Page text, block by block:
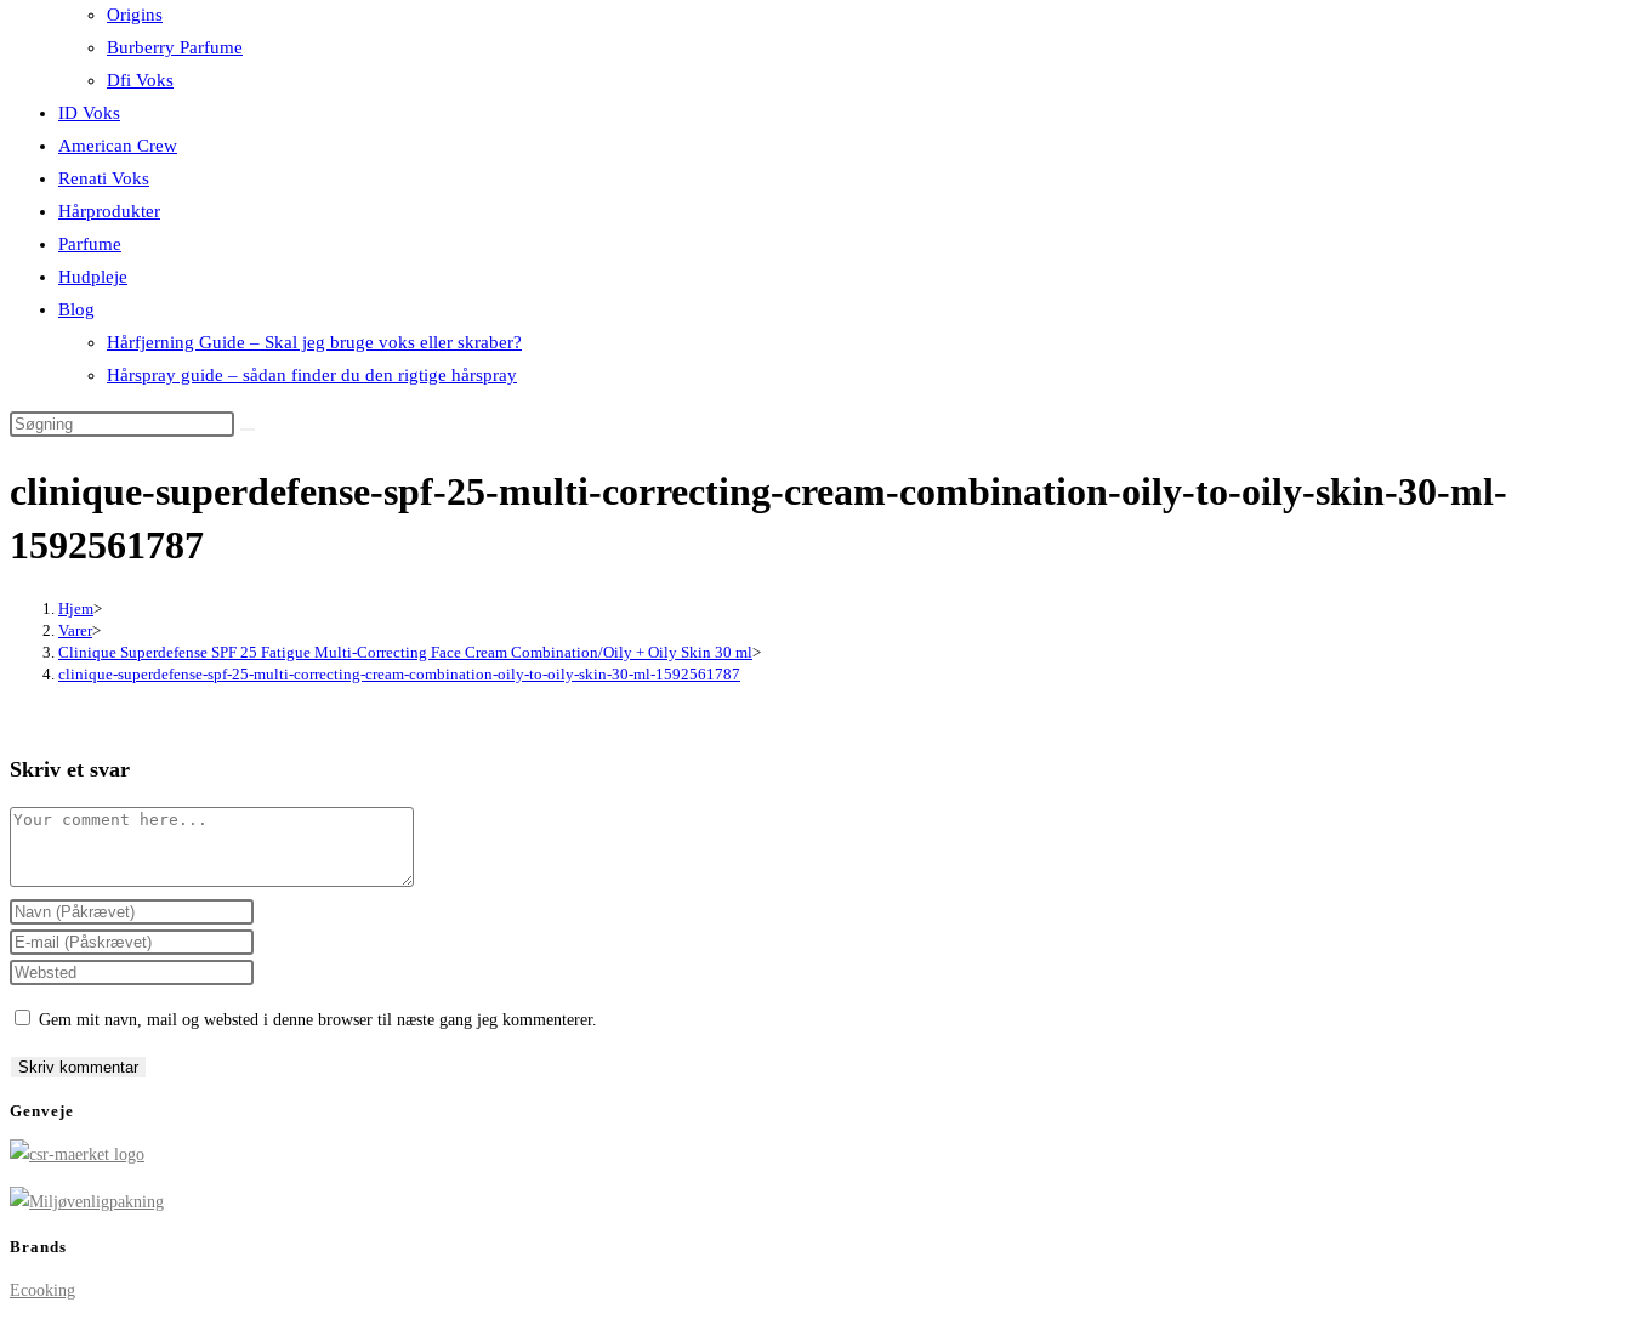
Origins
Burberry Parfume
Dfi Voks
ID Voks
American Crew
Renati Voks
Hårprodukter
Parfume
Hudpleje
Blog
Hårfjerning Guide – Skal jeg bruge voks eller skraber?
Hårspray guide – sådan finder du den rigtige hårspray
clinique-superdefense-spf-25-multi-correcting-cream-combination-oily-to-oily-skin-30-ml-
1592561787
Hjem>
Varer>
Clinique Superdefense SPF 25 Fatigue Multi-Correcting Face Cream Combination/Oily + Oily Skin 30 ml>
clinique-superdefense-spf-25-multi-correcting-cream-combination-oily-to-oily-skin-30-ml-1592561787
Skriv et svar
Comment
Enter
your
name
to
Enter
your
to
Enter
URL
Gem mit navn, mail og websted i denne browser til næste gang jeg kommenterer.
Genveje
Brands
Ecooking